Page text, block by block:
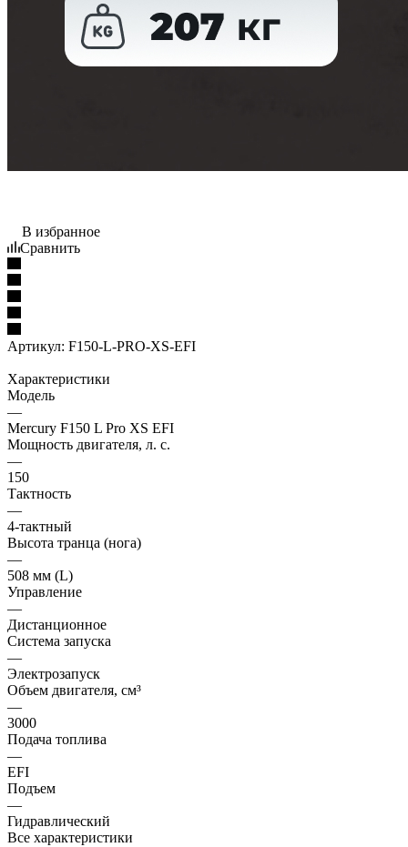
В избранное
Сравнить
Артикул: F150-L-PRO-XS-EFI
Характеристики
Модель
—
Mercury F150 L Pro XS EFI
Мощность двигателя, л. с.
—
150
Тактность
—
4-тактный
Высота транца (нога)
—
508 мм (L)
Управление
—
Дистанционное
Система запуска
—
Электрозапуск
Объем двигателя, см³
—
3000
Подача топлива
—
EFI
Подъем
—
Гидравлический
Все характеристики